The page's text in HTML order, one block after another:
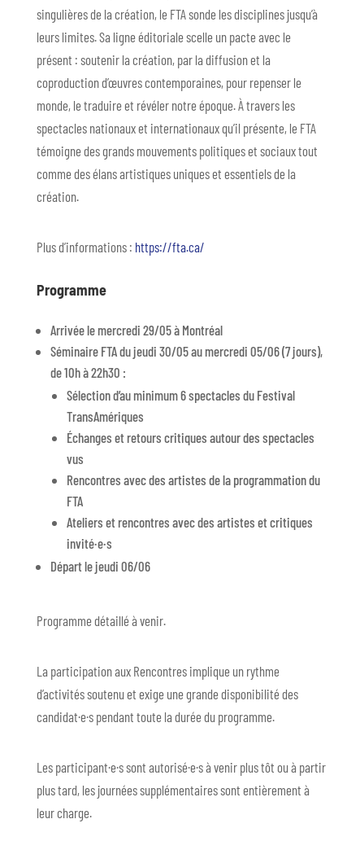
singulières de la création, le FTA sonde les disciplines jusqu’à
leurs limites. Sa ligne éditoriale scelle un pacte avec le
présent : soutenir la création, par la diffusion et la
coproduction d’œuvres contemporaines, pour repenser le
monde, le traduire et révéler notre époque. À travers les
spectacles nationaux et internationaux qu’il présente, le FTA
témoigne des grands mouvements politiques et sociaux tout
comme des élans artistiques uniques et essentiels de la
création.
Plus d’informations : https://fta.ca/
Programme
Arrivée le mercredi 29/05 à Montréal
Séminaire FTA du jeudi 30/05 au mercredi 05/06 (7 jours),
de 10h à 22h30 :
Sélection d’au minimum 6 spectacles du Festival
TransAmériques
Échanges et retours critiques autour des spectacles
vus
Rencontres avec des artistes de la programmation du
FTA
Ateliers et rencontres avec des artistes et critiques
invité·e·s
Départ le jeudi 06/06
Programme détaillé à venir.
La participation aux Rencontres implique un rythme
d’activités soutenu et exige une grande disponibilité des
candidat·e·s pendant toute la durée du programme.
Les participant·e·s sont autorisé·e·s à venir plus tôt ou à partir
plus tard, les journées supplémentaires sont entièrement à
leur charge.